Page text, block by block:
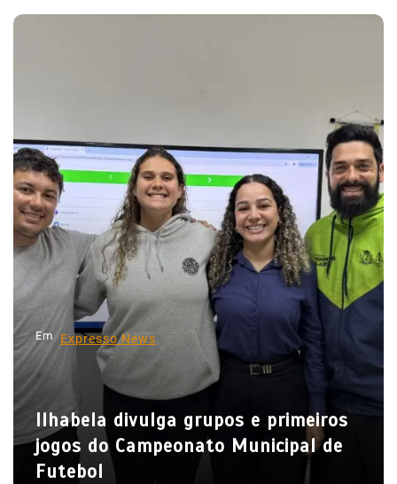
a
ç
ã
o
d
e
P
o
s
t
Em Expresso News
Ilhabela divulga grupos e primeiros
jogos do Campeonato Municipal de
Futebol